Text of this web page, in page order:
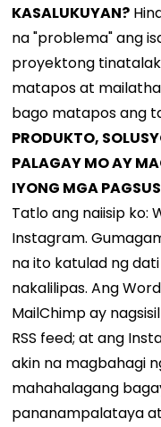
KASALUKUYAN?
na "problema" ang
proyektong
matapos at
bago matapos ang
PRODUKTO,
PALAGAY MO AY
IYONG MGA
Tatlo ang naiisip ko:
Instagram.
na ito katulad ng
nakalilipas. Ang
MailChimp ay
RSS feed; at ang
akin na magbahagi
mahahalagang
pananampalataya